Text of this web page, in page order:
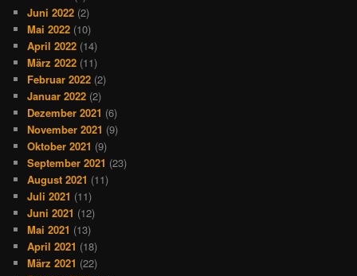
Juni 2022 (2)
Mai 2022 (10)
April 2022 (14)
März 2022 (11)
Februar 2022 (2)
Januar 2022 (2)
Dezember 2021 (6)
November 2021 (9)
Oktober 2021 (9)
September 2021 (23)
August 2021 (11)
Juli 2021 (11)
Juni 2021 (12)
Mai 2021 (13)
April 2021 (18)
März 2021 (22)